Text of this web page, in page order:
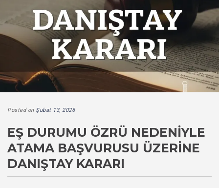
Posted on Şubat 13, 2026
EŞ DURUMU ÖZRÜ NEDENIYLE
ATAMA BAŞVURUSU ÜZERINE
DANIŞTAY KARARI